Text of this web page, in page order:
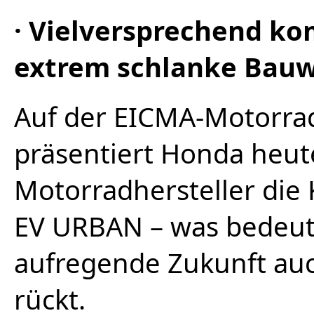
· Vielversprechend
extrem schlanke
Auf der EICMA-
präsentiert Honda
Motorradhersteller die
EV URBAN – was
aufregende Zukunft
rückt.